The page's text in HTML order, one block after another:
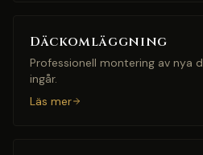
Däckomläggning
Professionell montering av nya
ingår.
Läs mer